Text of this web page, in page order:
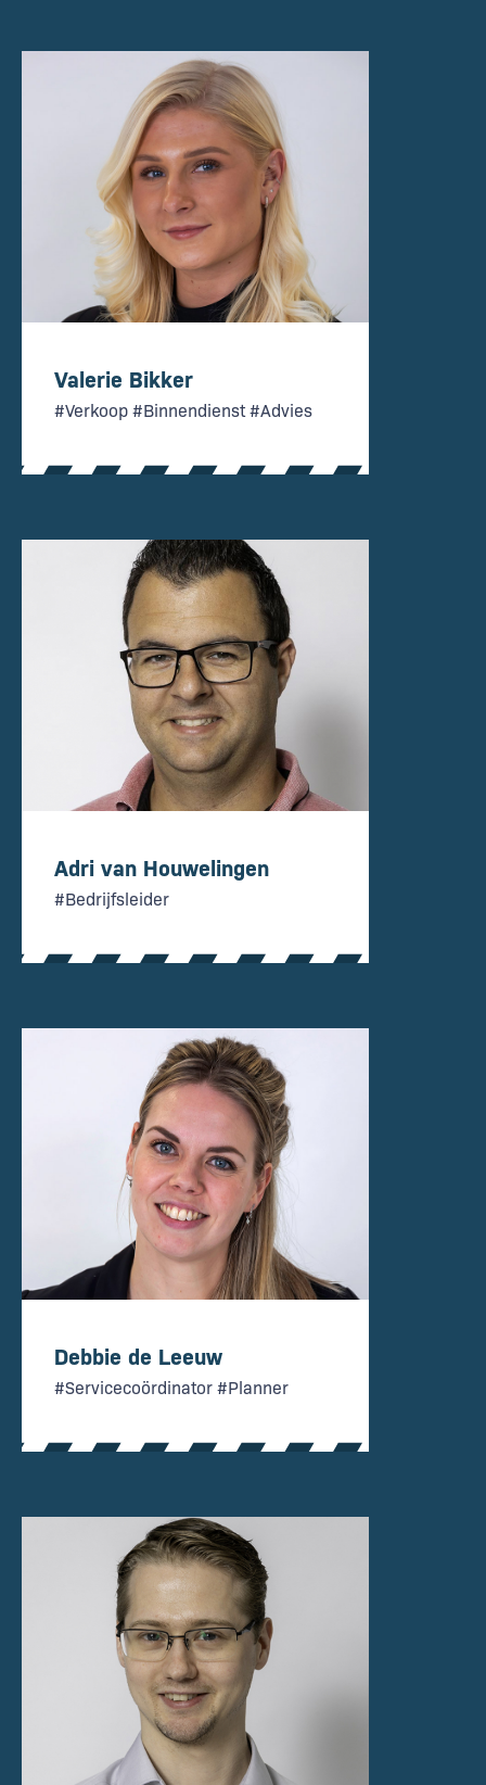
Valerie Bikker
#Verkoop #Binnendienst #Advies
Adri van Houwelingen
#Bedrijfsleider
Debbie de Leeuw
#Servicecoördinator #Planner